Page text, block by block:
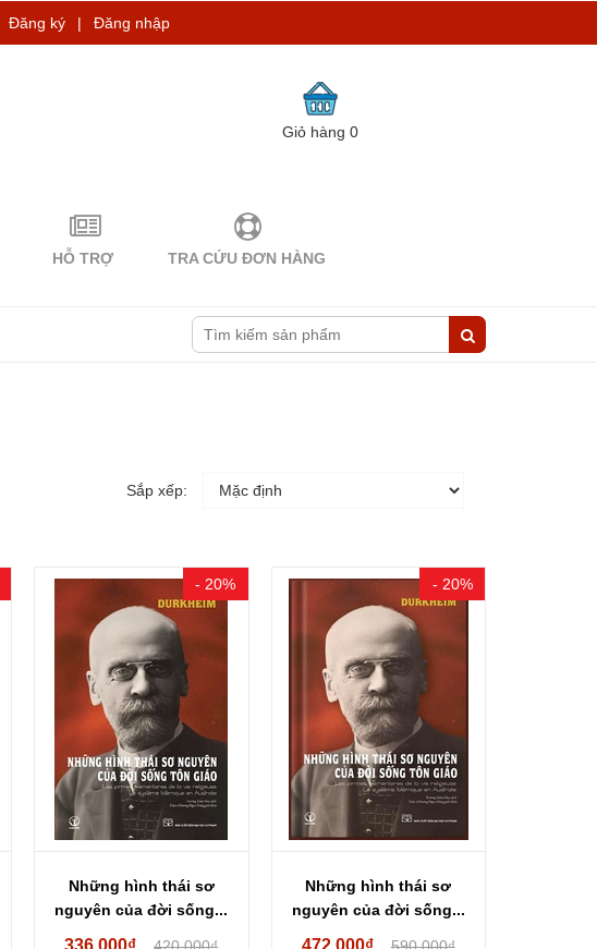
Đăng ký | Đăng nhập
Giỏ hàng0
HỖ TRỢ TRA CỨU ĐƠN HÀNG
Sắp xếp:
- 20%
Những hình thái sơ
nguyên của đời sống...
336.000₫
- 20%
Những hình thái sơ
nguyên của đời sống...
472.000₫